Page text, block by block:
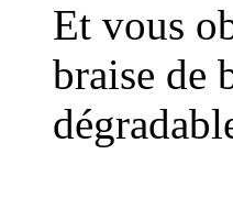
Et vous
braise de